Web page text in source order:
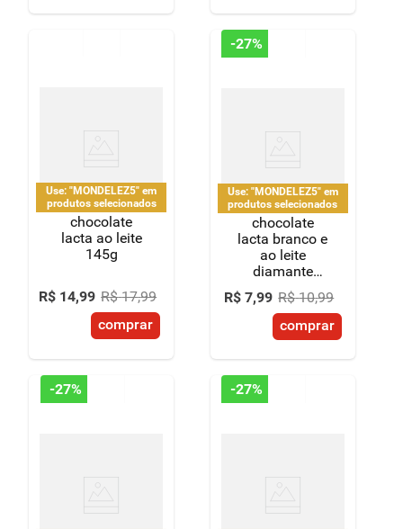
Use: "MONDELEZ5" em
produtos selecionados
chocolate
lacta ao leite
145g
R$ 14,99 R$ 17,99
comprar
-27%
Use: "MONDELEZ5" em
produtos selecionados
chocolate
lacta branco e
ao leite
diamante
negro laka 80g
R$ 7,99 R$ 10,99
comprar
-27% -27%